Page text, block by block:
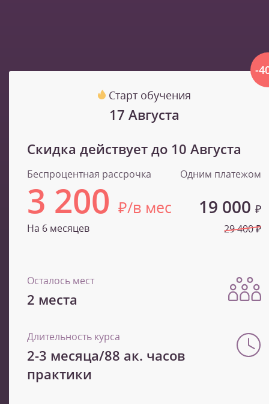
-
Старт обучения
17 Августа
Скидка действует до 10 Августа
Беспроцентная рассрочка
3 200 ₽/в мес
На 6 месяцев
Одним платежом
19 000 ₽
29 400 ₽
Осталось мест
2 места
Длительность курса
2-3 месяца/88 ак. часов
практики